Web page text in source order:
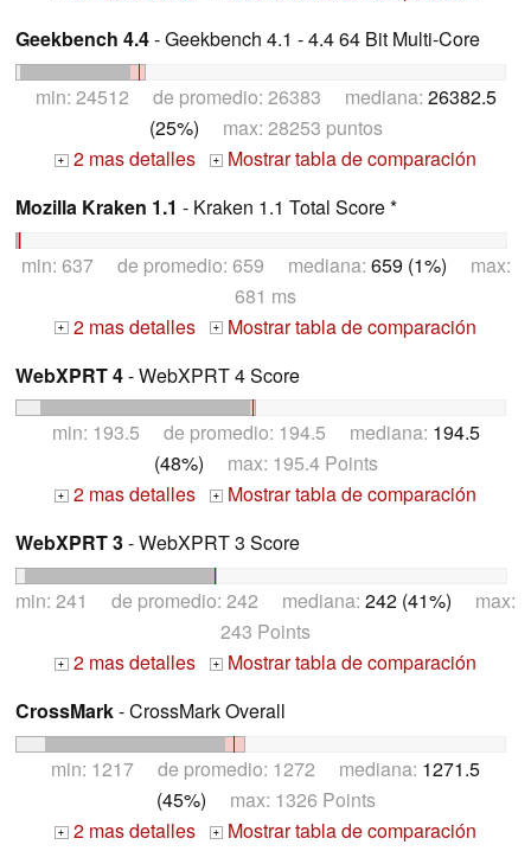
Geekbench 4.4- Geekbench 4.1 - 4.4 64 Bit Multi-Core
min: 24512 de promedio: 26383 mediana: 26382.5
(25%) max: 28253 puntos
+ 2 mas detalles +
Mostrar tabla de comparación
Mozilla Kraken 1.1 - Kraken 1.1 Total Score *
min: 637 de promedio: 659 mediana: 659 (1%) max:
681 ms
+ 2 mas detalles +
Mostrar tabla de comparación
WebXPRT 4- WebXPRT 4 Score
min: 193.5 de promedio: 194.5 mediana: 194.5
(48%) max: 195.4 Points
+ 2 mas detalles +
Mostrar tabla de comparación
WebXPRT 3- WebXPRT 3 Score
min: 241 de promedio: 242 mediana: 242 (41%) max:
243 Points
+ 2 mas detalles +
Mostrar tabla de comparación
CrossMark- CrossMark Overall
min: 1217 de promedio: 1272 mediana: 1271.5
(45%) max: 1326 Points
+ 2 mas detalles +
Mostrar tabla de comparación